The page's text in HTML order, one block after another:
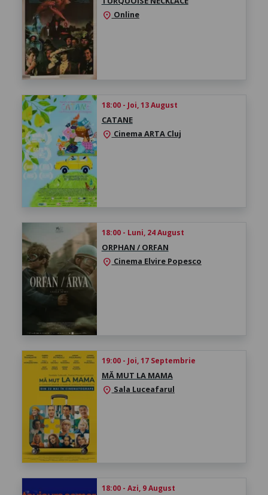
location_on Online
18:00 - Joi, 13 August
CATANE
location_on Cinema ARTA Cluj
18:00 - Luni, 24 August
ORPHAN / ORFAN
location_on Cinema Elvire Popesco
19:00 - Joi, 17 Septembrie
MĂ MUT LA MAMA
location_on Sala Luceafarul
18:00 - Azi, 9 August